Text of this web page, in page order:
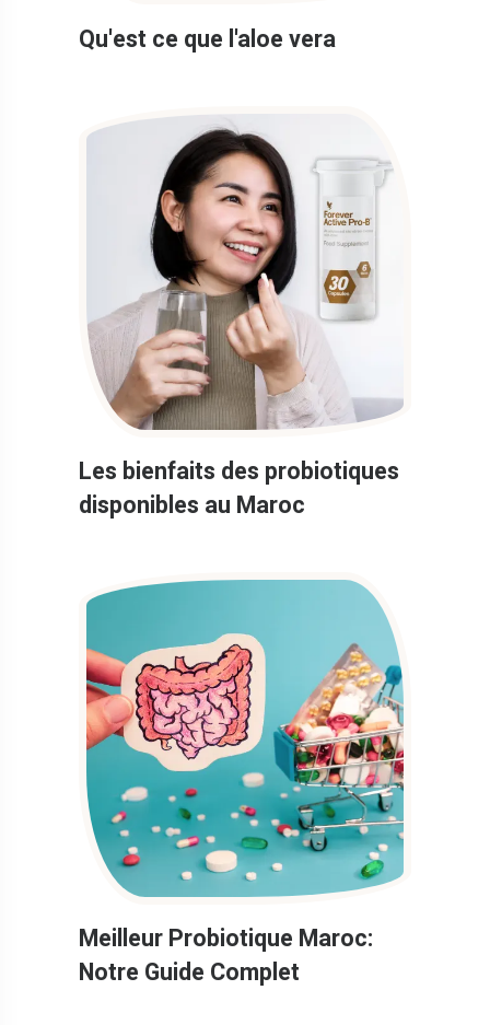
Qu'est ce que l'aloe vera
Les bienfaits des probiotiques
disponibles au Maroc
Meilleur Probiotique Maroc:
Notre Guide Complet